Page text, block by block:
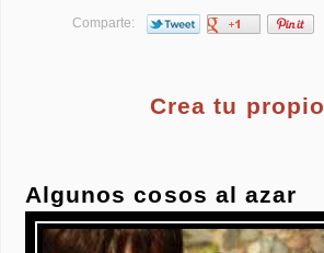
Comparte:
Crea tu propio
Algunos cosos al azar